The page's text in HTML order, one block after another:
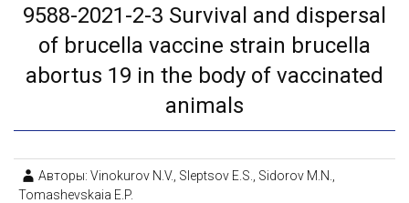
9588-2021-2-3 Survival and dispersal
of brucella vaccine strain brucella
abortus 19 in the body of vaccinated
animals
Авторы: Vinokurov N.V., Sleptsov E.S., Sidorov M.N.,
Tomashevskaia E.P.